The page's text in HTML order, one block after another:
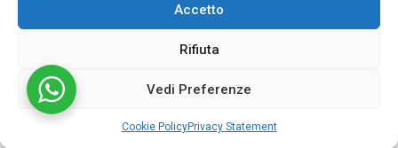
Accetto
Rifiuta
Vedi Preferenze
Cookie PolicyPrivacy Statement
Medica e dalla Linea Guida del FNOMCeO.
©2024 Studio dentistico APOS Dott.ri Sapio | Powered by